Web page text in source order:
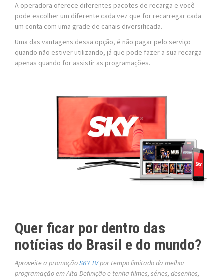
A operadora oferece diferentes pacotes de recarga e você
pode escolher um diferente cada vez que for recarregar cada
um conta com uma grade de canais diversificada.
Uma das vantagens dessa opção, é não pagar pelo serviço
quando não estiver utilizando, já que pode fazer a sua recarga
apenas quando for assistir as programações.
Quer ficar por dentro das
notícias do Brasil e do mundo?
Aproveite a promoçãoSKY TVpor tempo limitado da melhor
programação em Alta Definição e tenha filmes, séries, desenhos,